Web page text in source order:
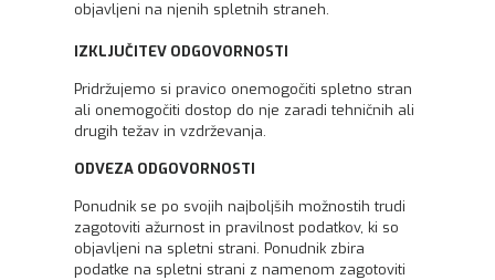
objavljeni na njenih spletnih straneh.
IZKLJUČITEV ODGOVORNOSTI
Pridržujemo si pravico onemogočiti spletno stran
ali onemogočiti dostop do nje zaradi tehničnih ali
drugih težav in vzdrževanja.
ODVEZA ODGOVORNOSTI
Ponudnik se po svojih najboljših možnostih trudi
zagotoviti ažurnost in pravilnost podatkov, ki so
objavljeni na spletni strani. Ponudnik zbira
podatke na spletni strani z namenom zagotoviti